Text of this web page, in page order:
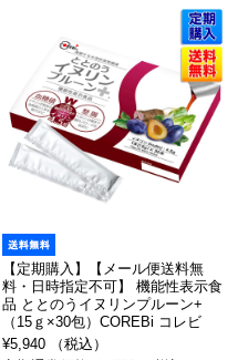
【定期購入】【メール便送料無
料・日時指定不可】 機能性表示食
品 ととのうイヌリンプルーン+
（15ｇ×30包）COREBi コレビ
¥5,940 （税込）